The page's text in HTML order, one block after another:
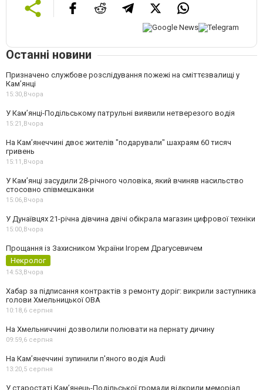
Останні новини
Призначено службове розслідування пожежі на сміттєзвалищі у
Кам’янці
15:30, Вчора
У Кам’янці-Подільському патрульні виявили нетверезого водія
15:21, Вчора
На Камʼянеччині двоє жителів "подарували" шахраям 60 тисяч
гривень
15:11, Вчора
У Камʼянці засудили 28-річного чоловіка, який вчиняв насильство
стосовно співмешканки
15:06, Вчора
У Дунаївцях 21-річна дівчина двічі обікрала магазин цифрової техніки
15:00, Вчора
Прощання із Захисником України Ігорем Драгусевичем
Некролог
14:53, Вчора
Хабар за підписання контрактів з ремонту доріг: викрили заступника
голови Хмельницької ОВА
10:18,6 серпня
На Хмельниччині дозволили полювати на пернату дичину
09:59,6 серпня
На Камʼянеччині зупинили п'яного водія Audi
13:20,5 серпня
У старостаті Кам’янець-Подільської громади відкрили меморіал